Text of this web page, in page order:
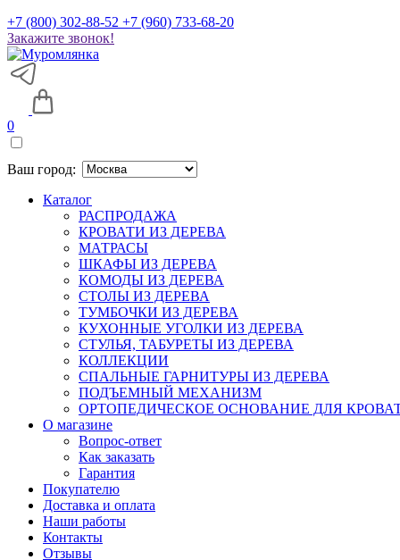
+7 (800) 302-88-52 +7 (960) 733-68-20
Закажите звонок!
0
Ваш город:
Каталог
РАСПРОДАЖА
КРОВАТИ ИЗ ДЕРЕВА
МАТРАСЫ
ШКАФЫ ИЗ ДЕРЕВА
КОМОДЫ ИЗ ДЕРЕВА
СТОЛЫ ИЗ ДЕРЕВА
ТУМБОЧКИ ИЗ ДЕРЕВА
КУХОННЫЕ УГОЛКИ ИЗ ДЕРЕВА
СТУЛЬЯ, ТАБУРЕТЫ ИЗ ДЕРЕВА
КОЛЛЕКЦИИ
СПАЛЬНЫЕ ГАРНИТУРЫ ИЗ ДЕРЕВА
ПОДЪЕМНЫЙ МЕХАНИЗМ
ОРТОПЕДИЧЕСКОЕ ОСНОВАНИЕ ДЛЯ
О магазине
Вопрос-ответ
Как заказать
Гарантия
Покупателю
Доставка и оплата
Наши работы
Контакты
Отзывы